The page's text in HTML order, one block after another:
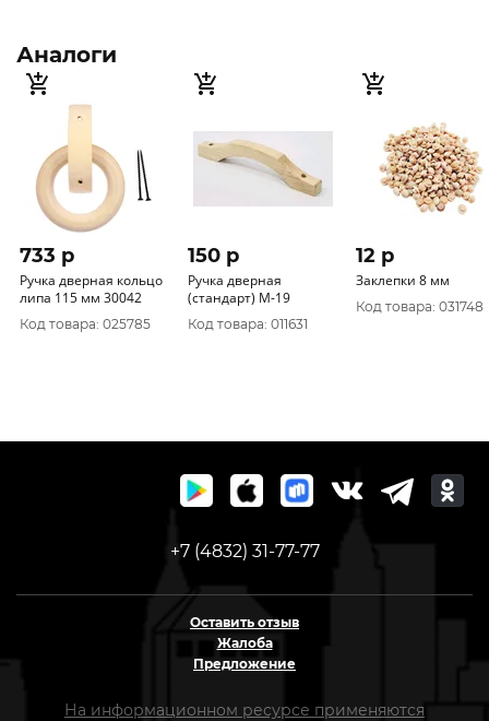
Аналоги
733 p
Ручка дверная кольцо
липа 115 мм 30042
Код товара: 025785
150 p
Ручка дверная
(стандарт) М-19
Код товара: 011631
12 p
Заклепки 8 мм
Код товара: 031748
+7 (4832) 31-77-77
Оставить отзыв
Жалоба
Предложение
На информационном ресурсе применяются